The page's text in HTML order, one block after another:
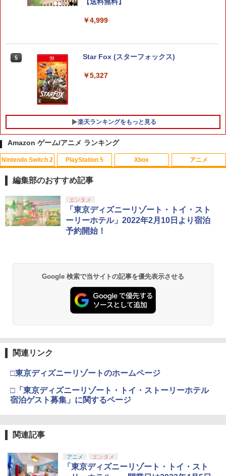
￥4,999
5 Star Fox (スターフォックス)
￥5,327
楽天ランキングをもっと見る
1
PS5用 ワイヤレスコントローラー 専用
スキンシール おしゃれなスキンシール
貼るだけでかんたんドレスアップ 気軽に
￥1,000
PS5 コンソールホスト ディスプレイ ホ
ルダー用水平ブラケット PS5デジタル デ
ィスク 熱放散 保護 軽量で頑丈 省スペー
ス 放熱性 安定性 取付 外し 簡単 防塵 耐
熱 防水
3
￥3,388
￥3,872
1 【中古】ピクロスDS
￥350
【中古】ヴァルキリーエリュシオン [初
【中古】ポチと! ヨッシー ウールワール
ド
4
【中古】那由多の軌跡:改【早期予約特
典】コンプリート・サウンドトラック(C
D2枚組)付
￥868
￥1,640
1
【中古】【Blu－ray】やはり俺の青春ラ
ブコメはまちがっている。続 第4巻
初回限定版 スリーブケース・小説付 /
￥1,090
￥6,497
AGE -Happy Celebration- Ver.A【Blu-r
4
うたの☆プリンスさまっ♪ ALL STAR ST
AGE -Happy Celebration- Ver.B【Blu-r
5
ルパン三世 カリオストロの城 【4K ULT
RA HD】 [ 山田康雄 ]
Amazon ゲーム/アニメ ランキング
Nintendo Switch 2
1
スプラトゥーン レイダース|オンライン
コード版
￥5,832
スプラトゥーン レイダース -Switch2
5
ニンテンドープリペイド番号 5000円|オ
PlayStation 5
1
PlayStation 5 デジタル・エディション
日本語専用 Console Language: Japan
ese only (CFI-2200B01)
￥55,000
Beast of Reincarnation -PS5 【特典】
プロダクトコード 封入
￥7,286
￥11,849
Xbox
1
【純正品】Xbox ワイヤレス コントロー
ラー + USB-C® ケーブル
￥8,300
2
Xbox プリペイドカード 5,000円 デジタ
ルコード 【旧 Xbox ギフトカード】 [オ
ンラインコード]
￥5,000
4
【純正品】Xbox 充電式バッテリー + US
【純正品】Xbox ワイヤレス コントロー
アニメ
1
【Amazon.co.jp限定】劇場版モノノ怪
第三章 蛇神 (Amazon.co.jp限定オリジ
ナル三方背収納ケース付きコレクション)
(オリジナル特典:オリジナル巾着＋メー
カー特典:【坤と離】二振りの剣、十翼よ
劇場版「鬼滅の刃」無限城編 第一章 猗
窩座再来 通常版 [Blu-ray]
劇場版「鬼滅の刃」無限城編 第一章 猗
窩座再来 通常版 [DVD]
￥3,523
窩座再来 完全生産限定版 [Blu-ray]
編集部のおすすめ記事
エンタメ
「東京ディズニーリゾート・トイ・スト
ーリーホテル」2022年2月10日より宿泊
予約開始！
Google 検索で当サイトの記事を優先表示させる
関連リンク
□東京ディズニーリゾートのホームページ
□「東京ディズニーリゾート・トイ・ストーリーホテル
宿泊ゲスト募集」に関するページ
関連記事
アニメ エンタメ
「東京ディズニーリゾート・トイ・スト